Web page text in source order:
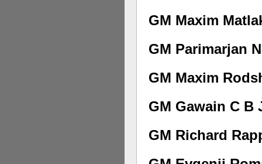
GM Maxim
GM Parimarjan
GM Maxim
GM Gawain C B
GM Richard